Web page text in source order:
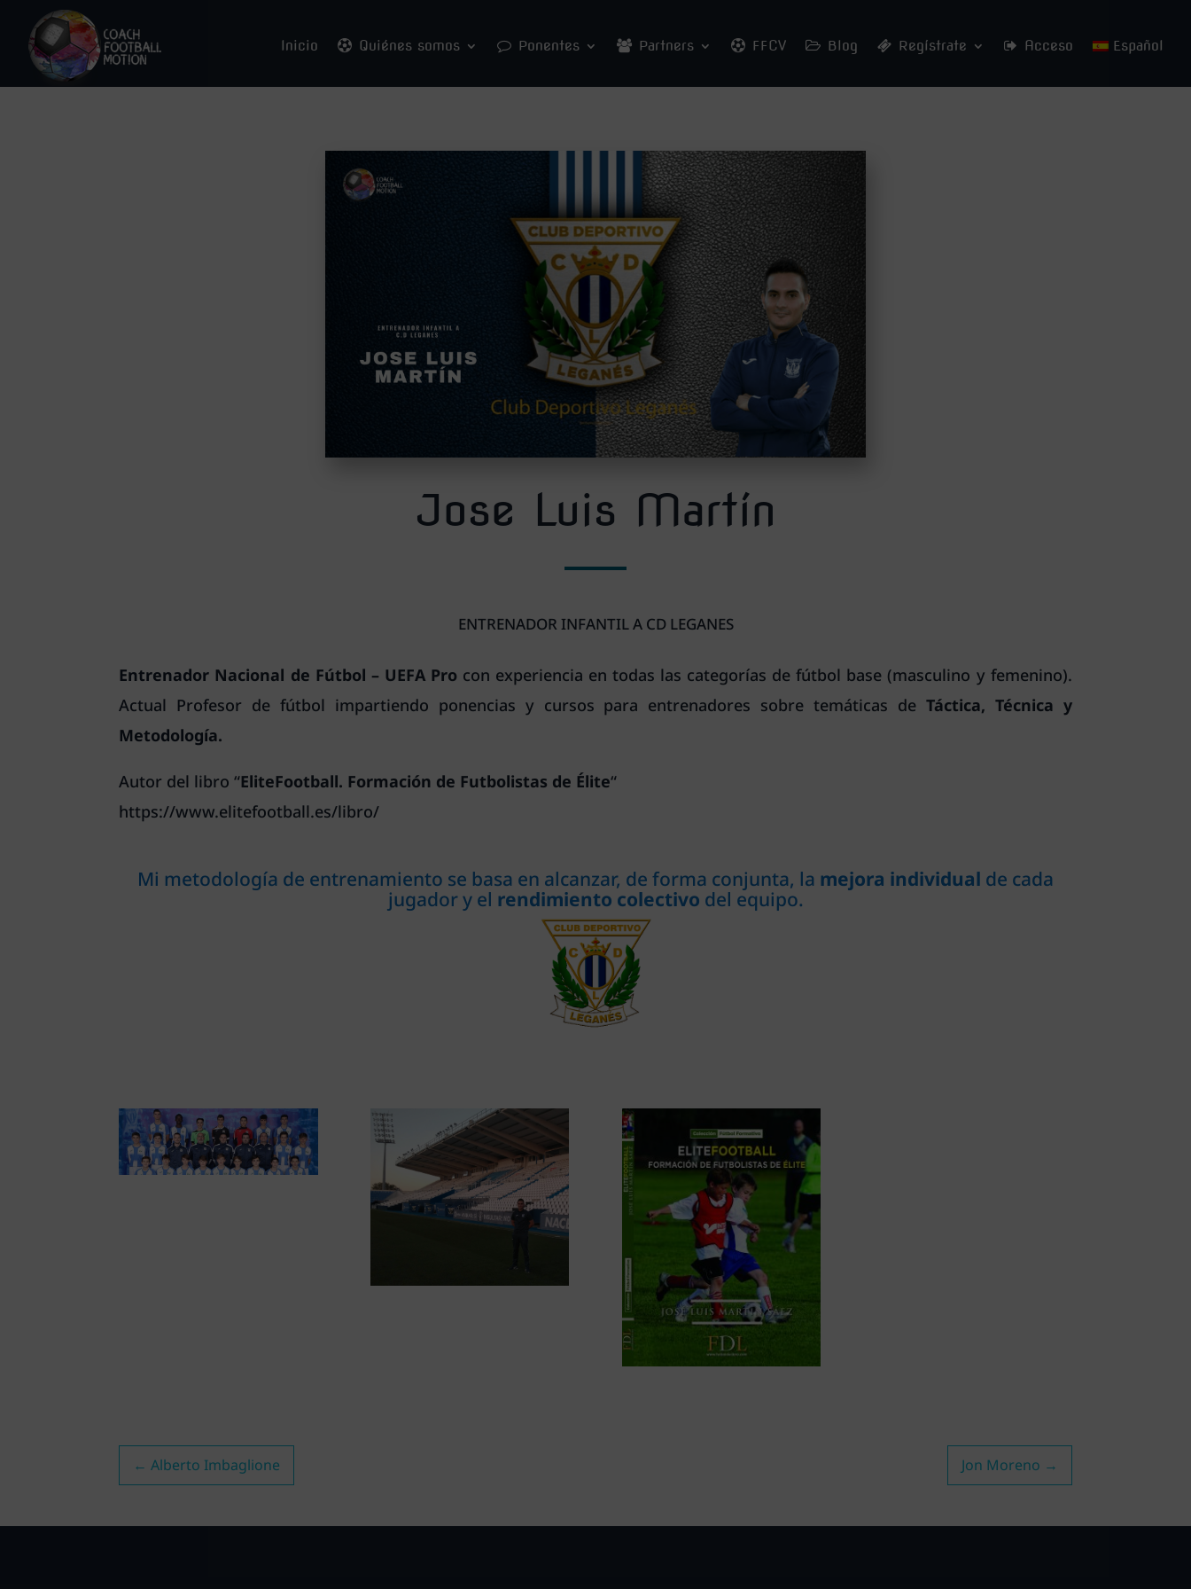
Inicio Quiénes somos Ponentes Partners FFCV Blog Regístrate Acceso Español
Jose Luis Martín
ENTRENADOR INFANTIL A CD LEGANES
Entrenador Nacional de Fútbol – UEFA Pro con experiencia en todas las categorías de fútbol base (masculino y femenino).
Actual Profesor de fútbol impartiendo ponencias y cursos para entrenadores sobre temáticas de Táctica, Técnica y
Metodología.
Autor del libro “EliteFootball. Formación de Futbolistas de Élite“
https://www.elitefootball.es/libro/
Mi metodología de entrenamiento se basa en alcanzar, de forma conjunta, la mejora individual de cada
jugador y el rendimiento colectivo del equipo.
←Alberto Imbaglione Jon Moreno →